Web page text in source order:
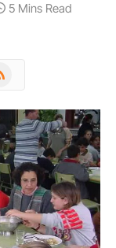
5 Mins Read